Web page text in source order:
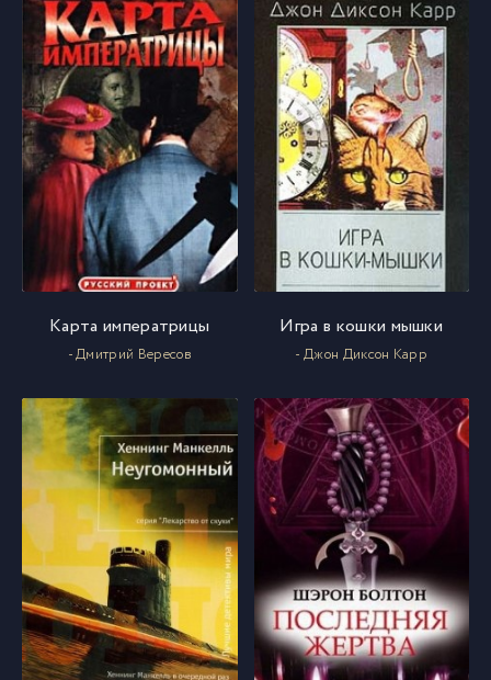
Карта императрицы
- Дмитрий Вересов
Игра в кошки мышки
- Джон Диксон Карр